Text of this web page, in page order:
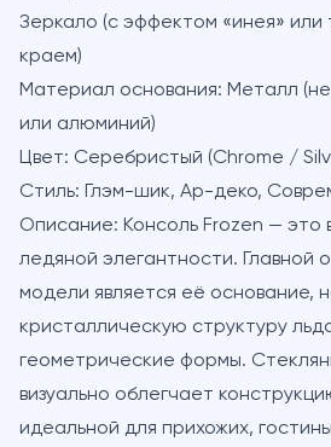
Зеркало (с эффектом «инея» или
краем)
Материал основания: Металл
или алюминий)
Цвет: Серебристый (Chrome /
Стиль: Глэм-шик, Ар-деко,
Описание: Консоль Frozen — это
ледяной элегантности. Главной
модели является её основание,
кристаллическую структуру
геометрические формы.
визуально облегчает
идеальной для прихожих,